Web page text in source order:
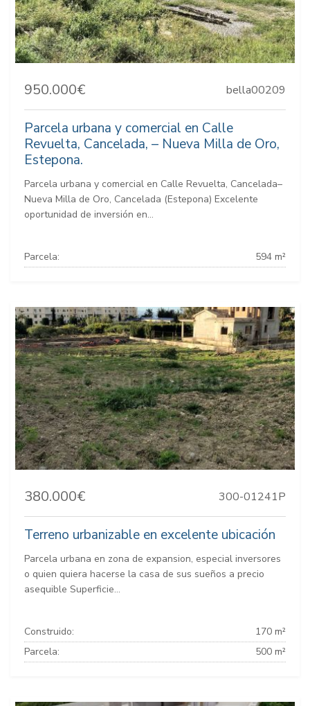
950.000€ bella00209
Parcela urbana y comercial en Calle
Revuelta, Cancelada, – Nueva Milla de Oro,
Estepona.
Parcela urbana y comercial en Calle Revuelta, Cancelada–
Nueva Milla de Oro, Cancelada (Estepona) Excelente
oportunidad de inversión en...
Parcela: 594 m²
380.000€ 300-01241P
Terreno urbanizable en excelente ubicación
Parcela urbana en zona de expansion, especial inversores
o quien quiera hacerse la casa de sus sueños a precio
asequible Superficie...
Construido:
170 m²
Parcela:
500 m²